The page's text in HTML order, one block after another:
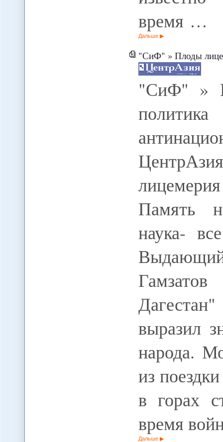
время …
Дальше
"СиФ" » Плоды
"СиФ" »
Память
наука-
выразил
народа.
из
в горах
время
Дальше